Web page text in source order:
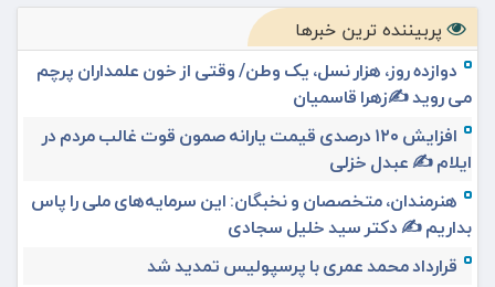
پربیننده ترین خبرها
دوازده روز، هزار نسل، یک وطن/ وقتی از خون علمداران پرچم
می روید ✍️زهرا قاسمیان
افزایش ۱۲۰ درصدی قیمت یارانه صمون قوت غالب مردم در
ایلام ✍️ عبدل خزلی
هنرمندان، متخصصان و نخبگان: این سرمایه‌های ملی را پاس
بداریم ✍️ دکتر سید خلیل سجادی
قرارداد محمد عمری با پرسپولیس تمدید شد